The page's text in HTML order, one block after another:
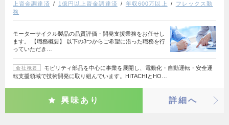
上資金調達済
1億円以上資金調達済 年収600万以上
フレックス勤
務
モーターサイクル製品の品質評価・開発支援業務をお任せし
ます。 【職務概要】 以下の3つからご希望に沿った職務を行
っていただき…
会社概要
モビリティ部品を中心に事業を展開し、電動化・自動運転・安全運
転支援領域で技術開発に取り組んでいます。HITACHIとHO…
興味あり 詳細へ